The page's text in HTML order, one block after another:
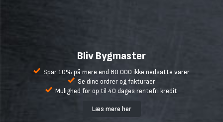
Bliv Bygmaster
Spar 10% på mere end 80.000 ikke nedsatte varer
Se dine ordrer og fakturaer
Mulighed for op til 40 dages rentefri kredit
Læs mere her